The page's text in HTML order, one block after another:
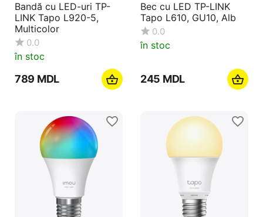
Bandă cu LED-uri TP-
LINK Tapo L920-5,
Multicolor
0.0
în stoc
‍789‍ MDL
Bec cu LED TP-LINK
Tapo L610, GU10, Alb
0.0
în stoc
‍245‍ MDL